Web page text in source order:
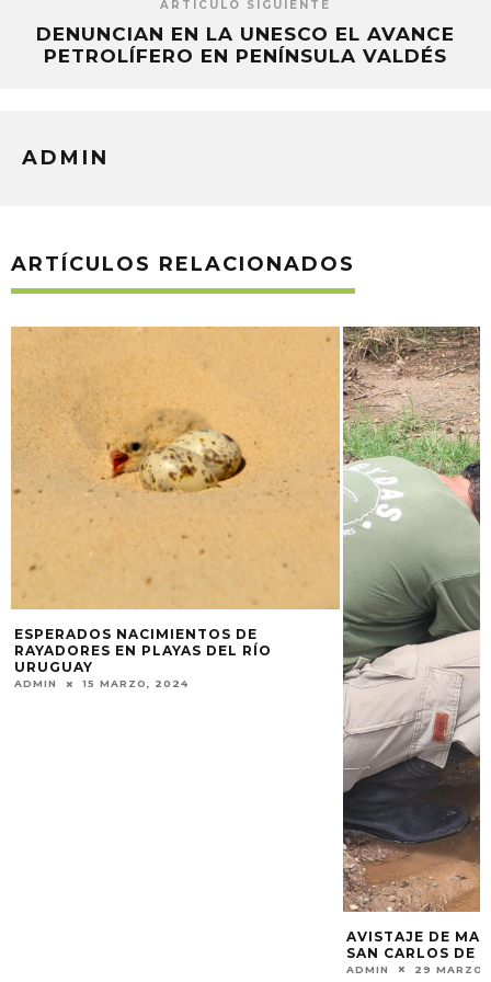
ARTÍCULO SIGUIENTE
DENUNCIAN EN LA UNESCO EL AVANCE
PETROLÍFERO EN PENÍNSULA VALDÉS
ADMIN
ARTÍCULOS RELACIONADOS
ESPERADOS NACIMIENTOS DE
RAYADORES EN PLAYAS DEL RÍO
URUGUAY
ADMIN 15 MARZO, 2024
AVISTAJE DE
SAN CARLOS DE
ADMIN 29